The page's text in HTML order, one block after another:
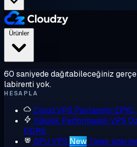
Ürünler
60 saniyede dağıtabileceğiniz
labirenti yok.
HESAPLA
Cloud VPS Paylaşımlı
Yüksek Performanslı VPS
DDR5
GPU VPS New Talep